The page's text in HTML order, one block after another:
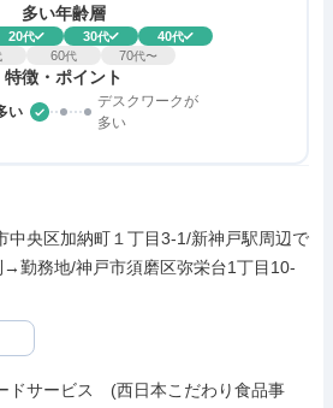
多い年齢層
20代 30代 40代
60代 70代〜
特徴・ポイント
い
デスクワークが
多い
中央区加納町１丁目3-1/新神戸駅周辺で
勤務地/神戸市須磨区弥栄台1丁目10-
ドサービス　(西日本こだわり食品事